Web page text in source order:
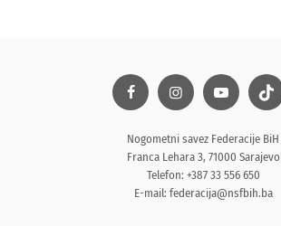
Nogometni savez Federacije BiH
Franca Lehara 3, 71000 Sarajevo
Telefon: +387 33 556 650
E-mail: federacija@nsfbih.ba